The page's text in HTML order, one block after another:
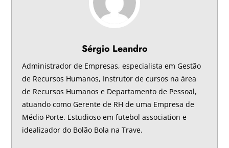
Sérgio Leandro
Administrador de Empresas, especialista em Gestão
de Recursos Humanos, Instrutor de cursos na área
de Recursos Humanos e Departamento de Pessoal,
atuando como Gerente de RH de uma Empresa de
Médio Porte. Estudioso em futebol association e
idealizador do Bolão Bola na Trave.